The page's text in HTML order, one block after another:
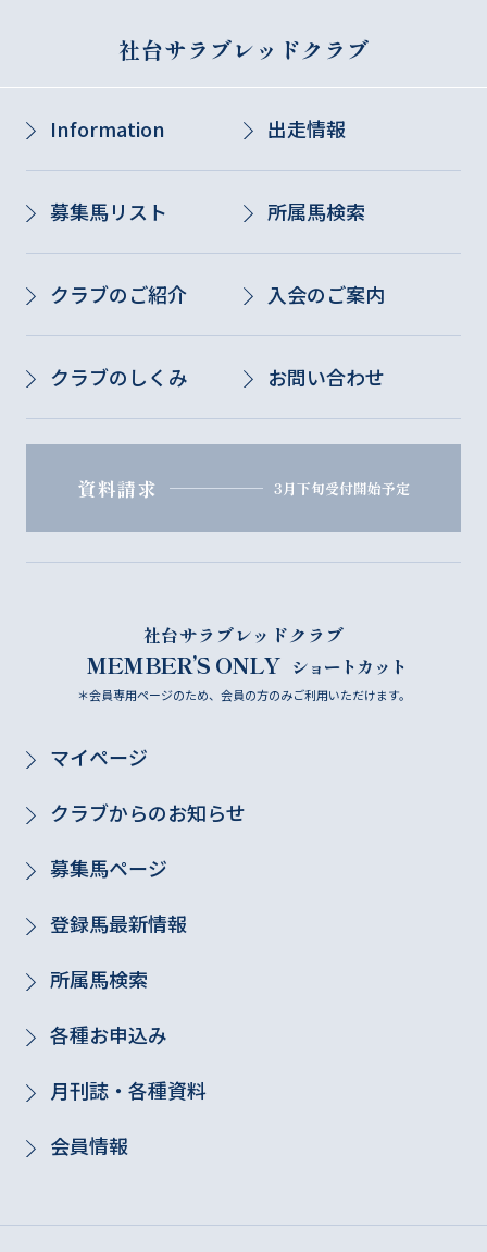
社台サラブレッドクラブ
Information 出走情報
募集馬リスト 所属馬検索
クラブのご紹介 入会のご案内
クラブのしくみ お問い合わせ
資料請求 3月下旬受付開始予定
社台サラブレッドクラブ
MEMBER’S ONLY ショートカット
＊会員専用ページのため、会員の方のみご利用いただけます。
マイページ
クラブからのお知らせ
募集馬ページ
登録馬最新情報
所属馬検索
各種お申込み
月刊誌・各種資料
会員情報